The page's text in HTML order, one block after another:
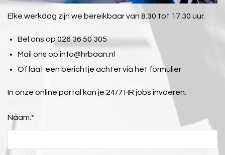
Elke werkdag zijn we bereikbaar van 8.30 tot 17.30 uur.
Bel ons op 026 36 50 305
Mail ons op info@hrbaan.nl
Of laat een berichtje achter via het formulier
In onze online portal kan je 24/7 HR jobs invoeren.
Naam:*